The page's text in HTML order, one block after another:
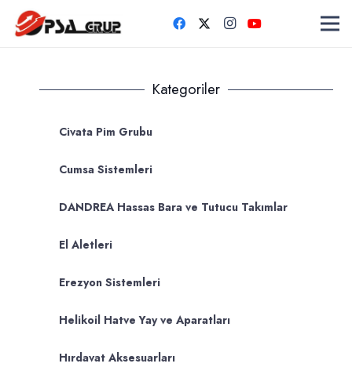
Kategoriler
Civata Pim Grubu
Cumsa Sistemleri
DANDREA Hassas Bara ve Tutucu Takımlar
El Aletleri
Erezyon Sistemleri
Helikoil Hatve Yay ve Aparatları
Hırdavat Aksesuarları